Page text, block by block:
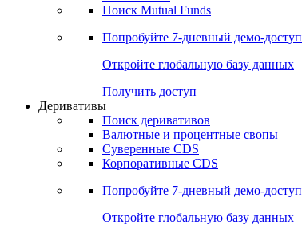
Поиск Mutual Funds
Попробуйте 7-дневный демо-доступ
Откройте глобальную базу данных
Получить доступ
Деривативы
Поиск деривативов
Валютные и процентные свопы
Суверенные CDS
Корпоративные CDS
Попробуйте 7-дневный демо-доступ
Откройте глобальную базу данных